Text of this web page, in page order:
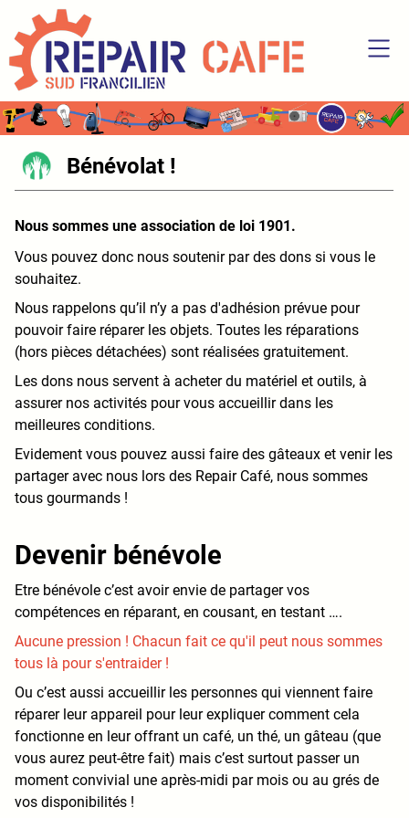
SKIP TO MAIN CONTENT
Bénévolat !
Nous sommes une association de loi 1901.
Vous pouvez donc nous soutenir par des dons si vous le
souhaitez.
Nous rappelons qu’il n’y a pas d'adhésion prévue pour
pouvoir faire réparer les objets. Toutes les réparations
(hors pièces détachées) sont réalisées gratuitement.
Les dons nous servent à acheter du matériel et outils, à
assurer nos activités pour vous accueillir dans les
meilleures conditions.
Evidement vous pouvez aussi faire des gâteaux et venir les
partager avec nous lors des Repair Café, nous sommes
tous gourmands !
Devenir bénévole
Etre bénévole c’est avoir envie de partager vos
compétences en réparant, en cousant, en testant ….
Aucune pression ! Chacun fait ce qu'il peut nous sommes
tous là pour s'entraider !
Ou c’est aussi accueillir les personnes qui viennent faire
réparer leur appareil pour leur expliquer comment cela
fonctionne en leur offrant un café, un thé, un gâteau (que
vous aurez peut-être fait) mais c’est surtout passer un
moment convivial une après-midi par mois ou au grés de
vos disponibilités !